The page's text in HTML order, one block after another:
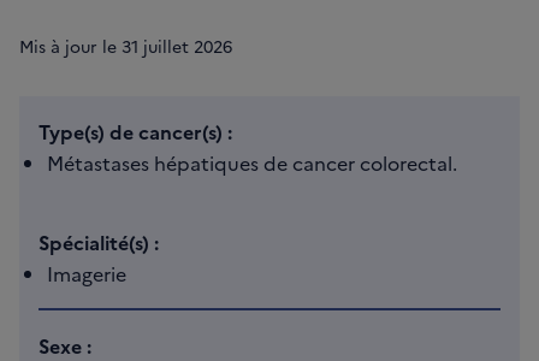
Mis à jour le 31 juillet 2026
Type(s) de cancer(s) :
Métastases hépatiques de cancer colorectal.
Spécialité(s) :
Imagerie
Sexe :